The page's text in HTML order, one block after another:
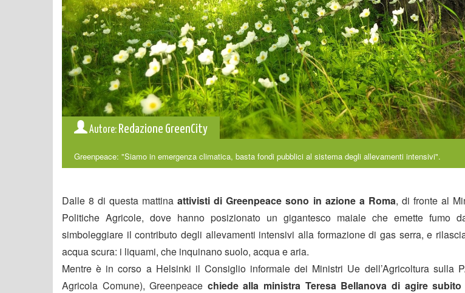
Autore: Redazione GreenCity
Greenpeace: "Siamo in emergenza climatica, basta fondi pubblici al sistema degli allevamenti intensivi".
Dalle 8 di questa mattina attivisti di Greenpeace sono in azione a Roma, di fronte al
Politiche Agricole, dove hanno posizionato un gigantesco maiale che emette fumo
simboleggiare il contributo degli allevamenti intensivi alla formazione di gas serra, e
acqua scura: i liquami, che inquinano suolo, acqua e aria.
Mentre è in corso a Helsinki il Consiglio informale dei Ministri Ue dell’Agricoltura sulla
Agricola Comune), Greenpeace chiede alla ministra Teresa Bellanova di agire subito